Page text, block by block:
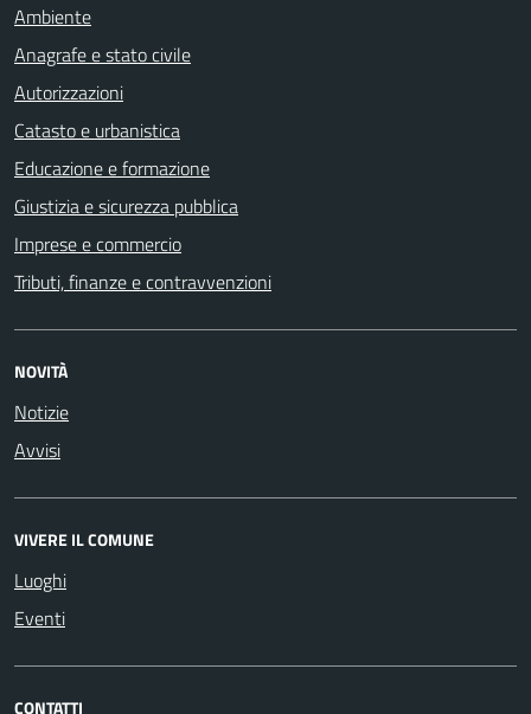
Ambiente
Anagrafe e stato civile
Autorizzazioni
Catasto e urbanistica
Educazione e formazione
Giustizia e sicurezza pubblica
Imprese e commercio
Tributi, finanze e contravvenzioni
NOVITÀ
Notizie
Avvisi
VIVERE IL COMUNE
Luoghi
Eventi
CONTATTI